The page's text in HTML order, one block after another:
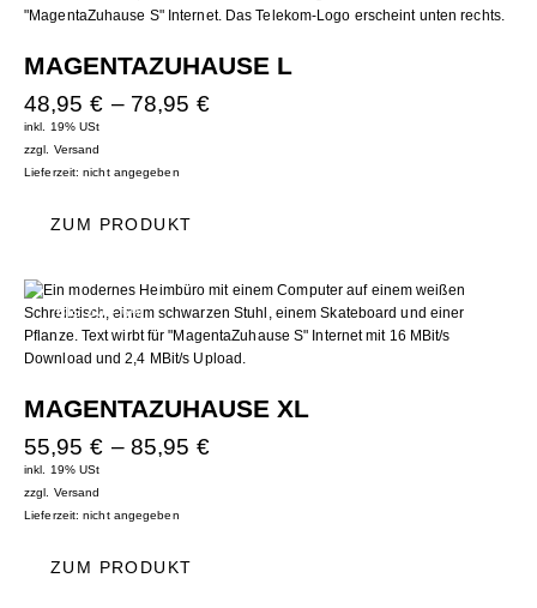
MAGENTAZUHAUSE L
48,95 € – 78,95 €
inkl. 19% USt
zzgl. Versand
Lieferzeit: nicht angegeben
ZUM PRODUKT
BIS ZU - 6%
MAGENTAZUHAUSE XL
55,95 € – 85,95 €
inkl. 19% USt
zzgl. Versand
Lieferzeit: nicht angegeben
ZUM PRODUKT